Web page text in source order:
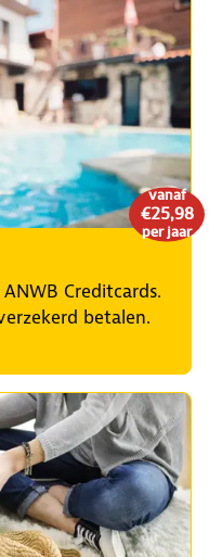
vanaf
€25,98
per jaar
Creditcards.
betalen.